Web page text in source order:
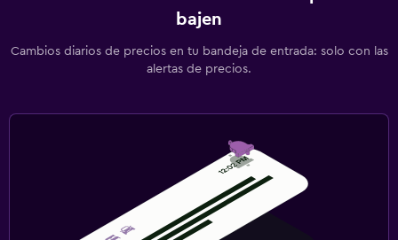
bajen
Cambios diarios de precios en tu bandeja de entrada: solo con las
alertas de precios.